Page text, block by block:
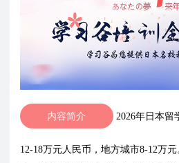
内容简介 2026年日本留
12-18万元人民币，地方城市8-12万